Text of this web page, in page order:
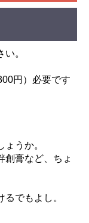
。
円）必要です
うか。
創膏など、ちょ
でもよし。